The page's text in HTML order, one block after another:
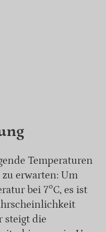
Temperaturen
erwarten: Um
bei 7°C, es ist
steigt die